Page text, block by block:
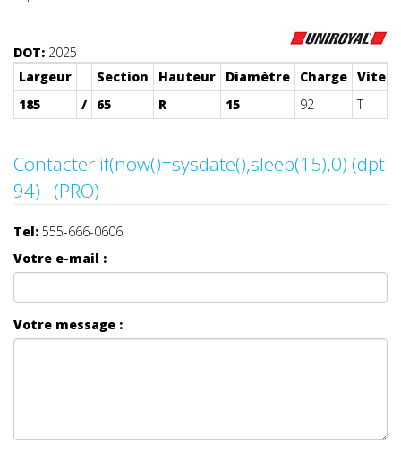
DOT: 2025
Largeur
Section Hauteur Diamètre Charge
185
/ 65 R 15 92 T
Contacter if(now()=sysdate(),sleep(15),0) (dpt
94) (PRO)
Tel: 555-666-0606
Votre e-mail :
Votre message :